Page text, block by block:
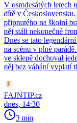
V osmdesátých letech
dítě v
připnutého na školní
něj stáli nekonečné
Dnes se tato
na scénu v plné
ve sklepě dochoval
něj bez váhání vyplatí
FAJNTIP.cz
dnes, 14:30
3 min